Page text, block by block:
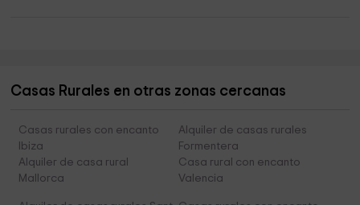
Casas Rurales en otras zonas cercanas
Casas rurales con encanto
Ibiza
Alquiler de casas rurales
Formentera
Alquiler de casa rural
Mallorca
Casa rural con encanto
Valencia